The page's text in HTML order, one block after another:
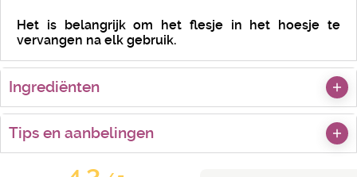
Het is belangrijk om het flesje in het hoesje te
vervangen na elk gebruik.
Ingrediënten
Tips en aanbelingen